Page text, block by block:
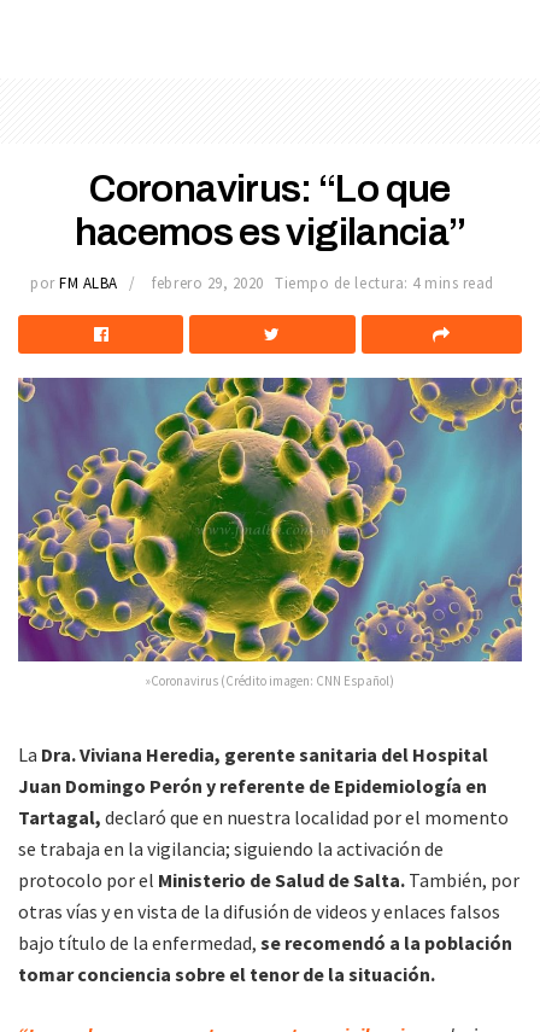
Coronavirus: “Lo que
hacemos es vigilancia”
por FM ALBA febrero 29, 2020 Tiempo de lectura: 4 mins read
»Coronavirus (Crédito imagen: CNN Español)
La Dra. Viviana Heredia, gerente sanitaria del Hospital
Juan Domingo Perón y referente de Epidemiología en
Tartagal, declaró que en nuestra localidad por el momento
se trabaja en la vigilancia; siguiendo la activación de
protocolo por el Ministerio de Salud de Salta. También, por
otras vías y en vista de la difusión de videos y enlaces falsos
bajo título de la enfermedad, se recomendó a la población
tomar conciencia sobre el tenor de la situación.